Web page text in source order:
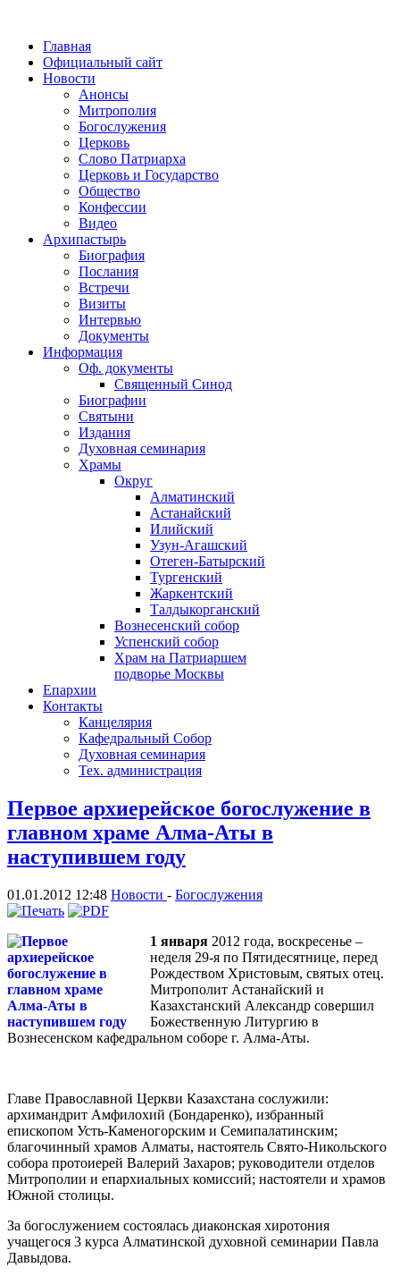
Главная
Официальный сайт
Новости
Анонсы
Митрополия
Богослужения
Церковь
Слово Патриарха
Церковь и Государство
Общество
Конфессии
Видео
Архипастырь
Биография
Послания
Встречи
Визиты
Интервью
Документы
Информация
Оф. документы
Священный Синод
Биографии
Святыни
Издания
Духовная семинария
Храмы
Округ
Алматинский
Астанайский
Илийский
Узун-Агашский
Отеген-Батырский
Тургенский
Жаркентский
Талдыкорганский
Вознесенский собор
Успенский собор
Храм на Патриаршем
подворье Москвы
Епархии
Контакты
Канцелярия
Кафедральный Собор
Духовная семинария
Тех. администрация
Первое архиерейское богослужение в
главном храме Алма-Аты в
наступившем году
01.01.2012 12:48 Новости - Богослужения
1 января 2012 года, воскресенье –
неделя 29-я по Пятидесятнице, перед
Рождеством Христовым, святых отец.
Митрополит Астанайский и
Казахстанский Александр совершил
Божественную Литургию в
Вознесенском кафедральном соборе г. Алма-Аты.
Главе Православной Церкви Казахстана сослужили:
архимандрит Амфилохий (Бондаренко), избранный
епископом Усть-Каменогорским и Семипалатинским;
благочинный храмов Алматы, настоятель Свято-Никольского
собора протоиерей Валерий Захаров; руководители отделов
Митрополии и епархиальных комиссий; настоятели и храмов
Южной столицы.
За богослужением состоялась диаконская хиротония
учащегося 3 курса Алматинской духовной семинарии Павла
Давыдова.